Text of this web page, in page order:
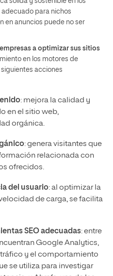
para nichos
en anuncios puede no ser
a optimizar sus sitios
en los motores de
acciones
: mejora la calidad y
en el sitio web,
orgánica.
: genera visitantes que
relacionada con
ofrecidos.
del usuario: al optimizar la
de carga, se facilita
SEO adecuadas: entre
Google Analytics,
y el comportamiento
se utiliza para investigar